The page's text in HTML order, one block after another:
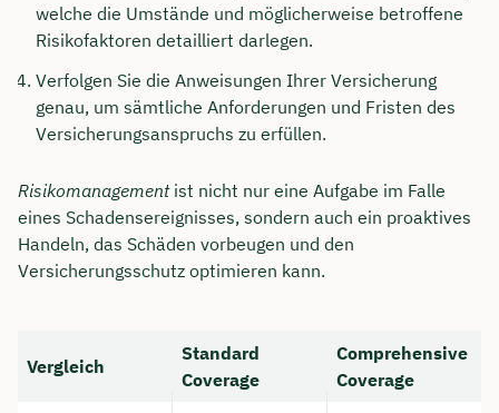
welche die Umstände und möglicherweise betroffene
Risikofaktoren detailliert darlegen.
Verfolgen Sie die Anweisungen Ihrer Versicherung
genau, um sämtliche Anforderungen und Fristen des
Versicherungsanspruchs zu erfüllen.
Risikomanagementist nicht nur eine Aufgabe im Falle
eines Schadensereignisses, sondern auch ein proaktives
Handeln, das Schäden vorbeugen und den
Versicherungsschutz optimieren kann.
Vergleich
Standard
Coverage
Comprehensive
Coverage
Jetzt persönliches
Ubben sichern 🤝
Wir beraten dich Montag bis Freitag von 8 bis